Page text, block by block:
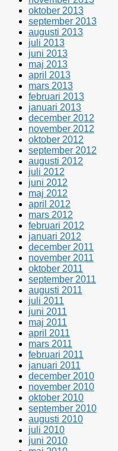
oktober 2013
september 2013
augusti 2013
juli 2013
juni 2013
maj 2013
april 2013
mars 2013
februari 2013
januari 2013
december 2012
november 2012
oktober 2012
september 2012
augusti 2012
juli 2012
juni 2012
maj 2012
april 2012
mars 2012
februari 2012
januari 2012
december 2011
november 2011
oktober 2011
september 2011
augusti 2011
juli 2011
juni 2011
maj 2011
april 2011
mars 2011
februari 2011
januari 2011
december 2010
november 2010
oktober 2010
september 2010
augusti 2010
juli 2010
juni 2010